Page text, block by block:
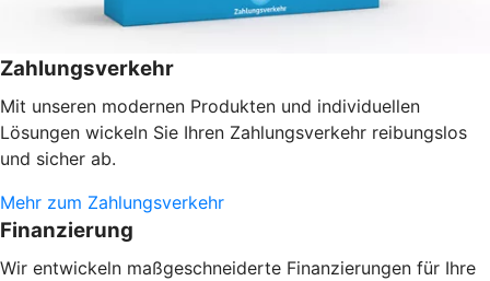
Zahlungsverkehr
Mit unseren modernen Produkten und individuellen
Lösungen wickeln Sie Ihren Zahlungsverkehr reibungslos
und sicher ab.
Mehr zum Zahlungsverkehr
Finanzierung
Wir entwickeln maßgeschneiderte Finanzierungen für Ihre